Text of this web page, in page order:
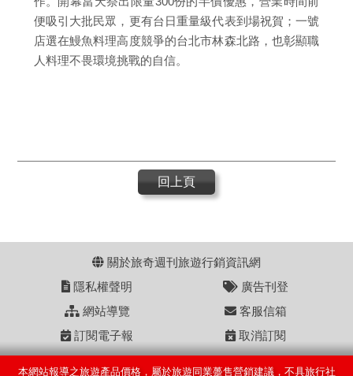
便吸引大批民眾，更有台日重量級代表到場祝賀；一號
店選在鰻魚料理高度競爭的台北市林森北路，也彰顯職
人料理不畏環境挑戰的自信。
回上頁
關於旅奇週刊旅遊行銷資訊網
隱私權聲明
廣告刊登
網站導覽
客服信箱
訂閱電子報
取消訂閱
本網站報導之旅遊產品價格，屬於旅遊同業躉售營銷建議，不具旅行社